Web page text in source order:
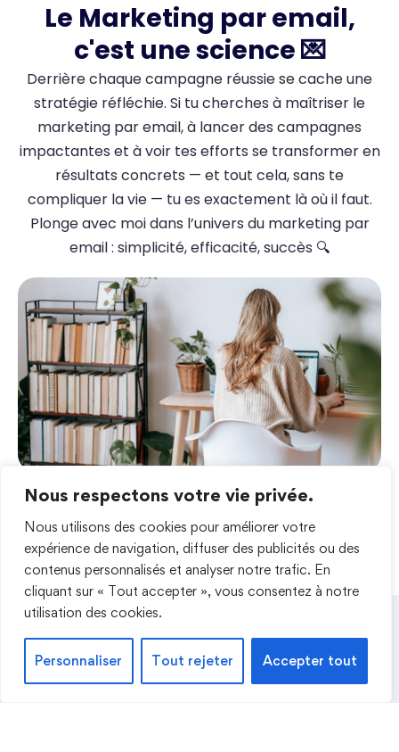
Nous respectons votre vie privée.
Nous utilisons des cookies pour améliorer votre
expérience de navigation, diffuser des publicités ou des
contenus personnalisés et analyser notre trafic. En
cliquant sur « Tout accepter », vous consentez à notre
utilisation des cookies.
Personnaliser Tout rejeter Accepter tout
Le Marketing par email,
c'est une science 💌
Derrière chaque campagne réussie se cache une
stratégie réfléchie. Si tu cherches à maîtriser le
marketing par email, à lancer des campagnes
impactantes et à voir tes efforts se transformer en
résultats concrets — et tout cela, sans te
compliquer la vie — tu es exactement là où il faut.
Plonge avec moi dans l’univers du marketing par
email : simplicité, efficacité, succès 🔍
Accéder à la formation Marketing
Email
Abonnez-vous à ma newsletter !
Recevez un ebook et conseils exclusifs !
Configurez Mail Poet pour afficher un